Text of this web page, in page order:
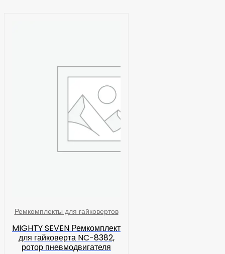
Ремкомплекты для гайковертов
MIGHTY SEVEN Ремкомплект
для гайковерта NC-8382,
ротор пневмодвигателя